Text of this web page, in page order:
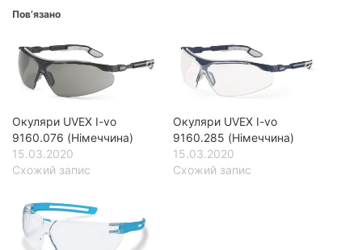
Пов’язано
Окуляри UVEX I-vo
9160.076 (Німеччина)
15.03.2020
Схожий запис
Окуляри UVEX I-vo
9160.285 (Німеччина)
15.03.2020
Схожий запис